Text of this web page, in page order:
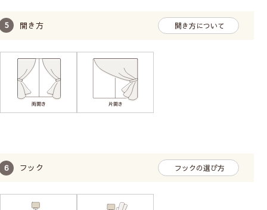
開き方 開き方について
フック フックの選び方